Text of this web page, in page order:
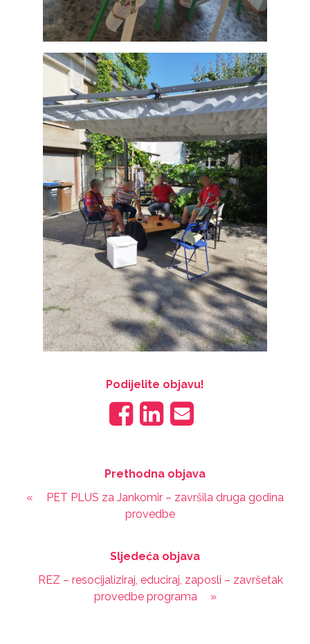
Podijelite objavu!
Prethodna objava
«
PET PLUS za Jankomir – završila druga godina
provedbe
Sljedeća objava
REZ – resocijaliziraj, educiraj, zaposli – završetak
provedbe programa
»